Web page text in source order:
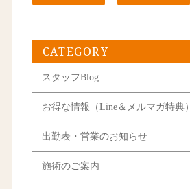
CATEGORY
スタッフBlog
お得な情報（Line＆メルマガ特典）
出勤表・営業のお知らせ
施術のご案内